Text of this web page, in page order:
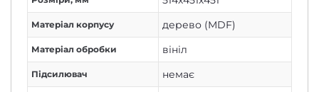
Матеріал корпусу дерево (MDF)
Матеріал обробки вініл
Підсилювач немає